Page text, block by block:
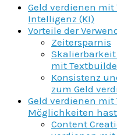
Geld verdienen
Intelligenz (KI)
Vorteile der
Zeitersparnis
mit
Konsistenz
zum Geld
Geld verdienen mit
Möglichkeiten hast
Content